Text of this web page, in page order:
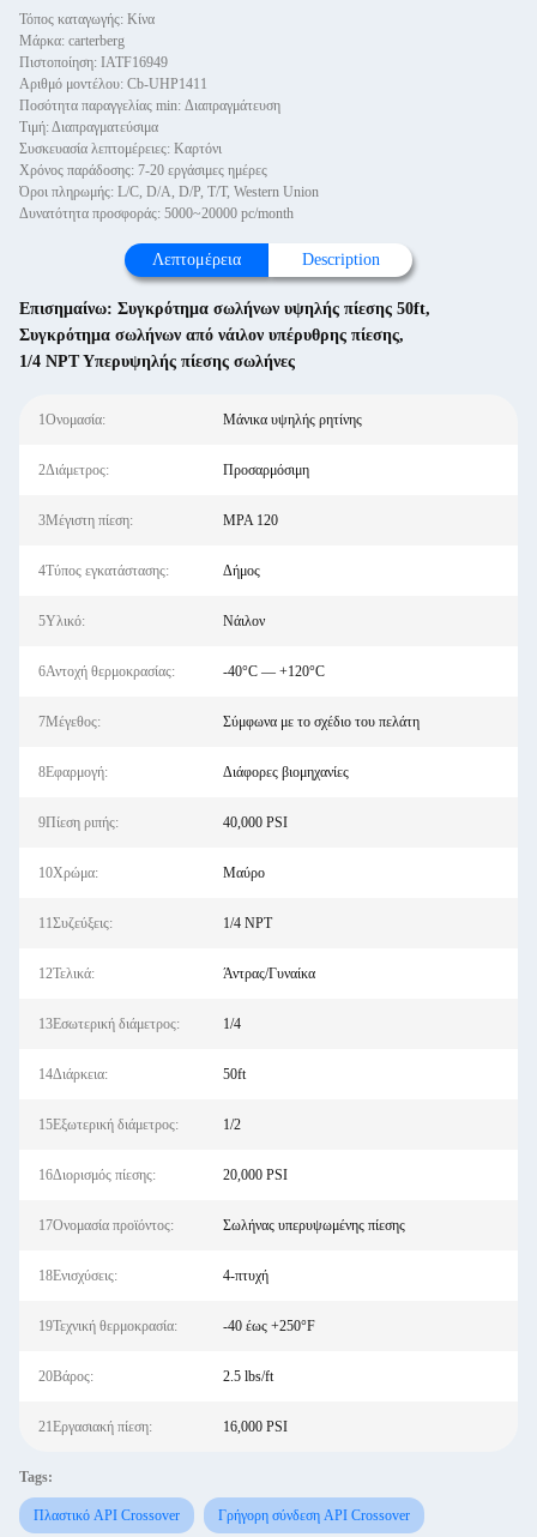
Τόπος καταγωγής: Κίνα
Μάρκα: carterberg
Πιστοποίηση: IATF16949
Αριθμό μοντέλου: Cb-UHP1411
Ποσότητα παραγγελίας min: Διαπραγμάτευση
Τιμή: Διαπραγματεύσιμα
Συσκευασία λεπτομέρειες: Καρτόνι
Χρόνος παράδοσης: 7-20 εργάσιμες ημέρες
Όροι πληρωμής: L/C, D/A, D/P, T/T, Western Union
Δυνατότητα προσφοράς: 5000~20000 pc/month
Λεπτομέρεια Description
Επισημαίνω: Συγκρότημα σωλήνων υψηλής πίεσης 50ft,
Συγκρότημα σωλήνων από νάιλον υπέρυθρης πίεσης,
1/4 ΝΡΤ Υπερυψηλής πίεσης σωλήνες
1Ονομασία: Μάνικα υψηλής ρητίνης
2Διάμετρος: Προσαρμόσιμη
3Μέγιστη πίεση: MPA 120
4Τύπος εγκατάστασης: Δήμος
5Υλικό: Νάιλον
6Αντοχή θερμοκρασίας: -40°C — +120°C
7Μέγεθος: Σύμφωνα με το σχέδιο του πελάτη
8Εφαρμογή: Διάφορες βιομηχανίες
9Πίεση ριπής: 40,000 PSI
10Χρώμα: Μαύρο
11Συζεύξεις: 1/4 NPT
12Τελικά: Άντρας/Γυναίκα
13Εσωτερική διάμετρος: 1/4
14Διάρκεια: 50ft
15Εξωτερική διάμετρος: 1/2
16Διορισμός πίεσης: 20,000 PSI
17Ονομασία προϊόντος: Σωλήνας υπερυψωμένης πίεσης
18Ενισχύσεις: 4-πτυχή
19Τεχνική θερμοκρασία: -40 έως +250°F
20Βάρος: 2.5 lbs/ft
21Εργασιακή πίεση: 16,000 PSI
Tags:
Πλαστικό API Crossover Γρήγορη σύνδεση API Crossover